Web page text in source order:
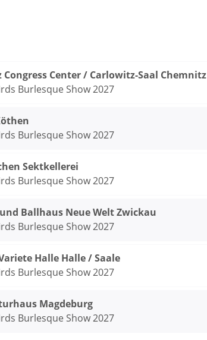
Congress Center / Carlowitz-Saal Chemnitz
Burlesque Show 2027
Burlesque Show 2027
Sektkellerei
Burlesque Show 2027
Ballhaus Neue Welt Zwickau
Burlesque Show 2027
Halle Halle / Saale
Burlesque Show 2027
Magdeburg
Burlesque Show 2027